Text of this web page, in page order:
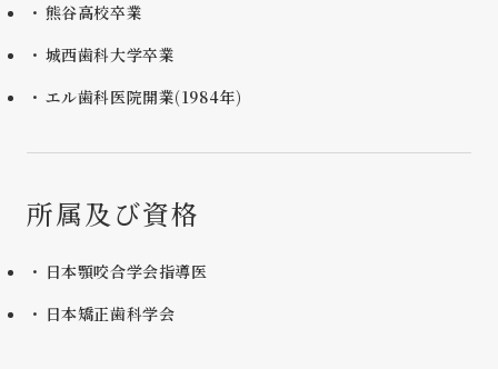
熊谷高校卒業
城西歯科大学卒業
エル歯科医院開業(1984年)
所属及び資格
日本顎咬合学会指導医
日本矯正歯科学会